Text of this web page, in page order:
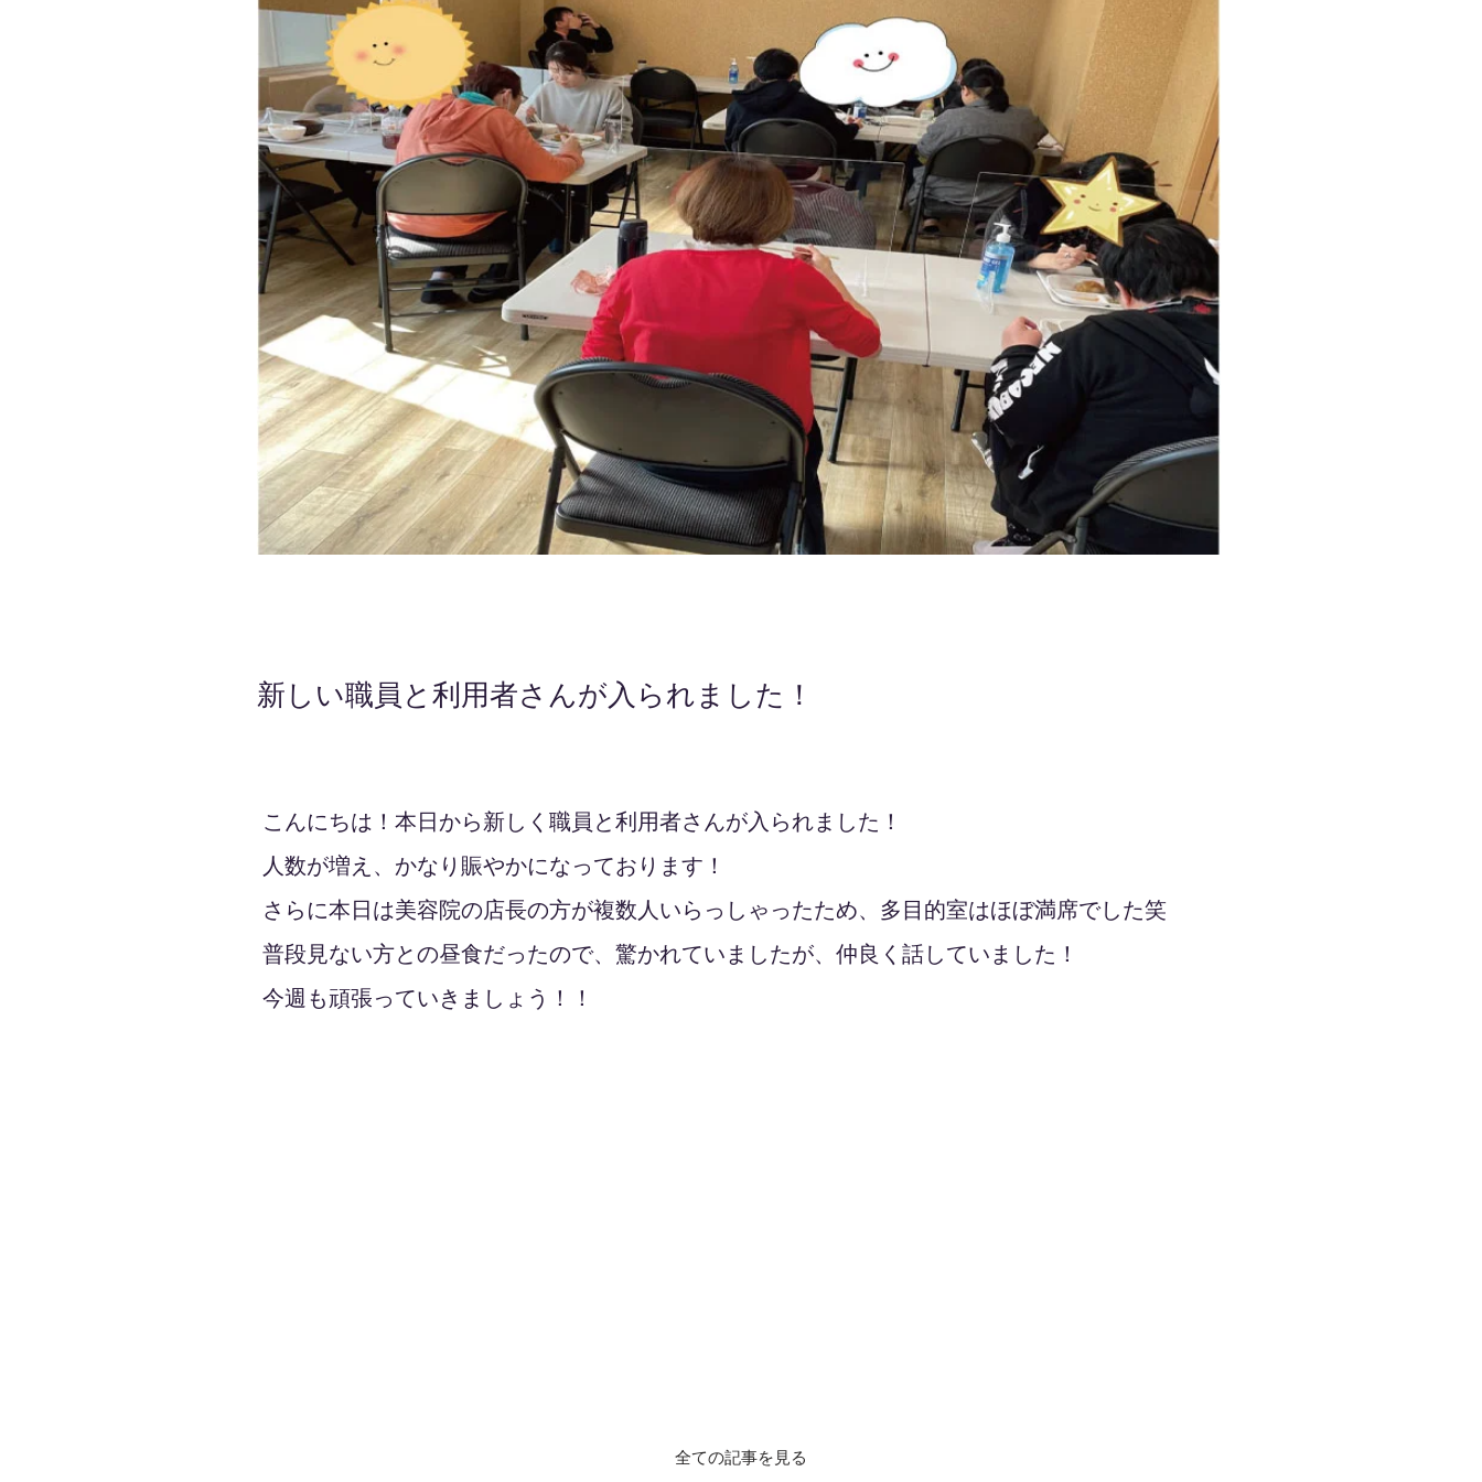
2021年11月15日
新しい職員と利用者さんが入られました！
こんにちは！本日から新しく職員と利用者さんが入られました！
人数が増え、かなり賑やかになっております！
さらに本日は美容院の店長の方が複数人いらっしゃったため、多目的室はほぼ満席でした笑
普段見ない方との昼食だったので、驚かれていましたが、仲良く話していました！
今週も頑張っていきましょう！！
全ての記事を見る